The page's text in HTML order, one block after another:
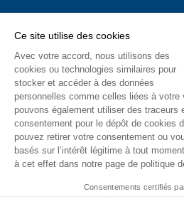
CHARTE DONNÉES
COOKIES
VISITE
Ce site utilise des cookies
Avec votre accord, nous utilisons des
cookies ou technologies similaires pour
stocker et accéder à des données
personnelles comme celles liées à
pouvons également utiliser des traceurs
consentement pour le dépôt de cookies
pouvez retirer votre consentement ou
basés sur l’intérêt légitime à tout
à cet effet dans notre page de politique
Consentements certifiés